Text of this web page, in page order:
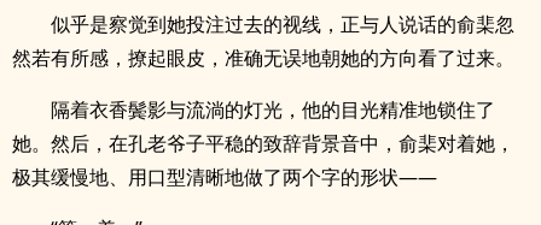
似乎是察觉到她投注过去的视线，正与人说话的俞棐忽
然若有所感，撩起眼皮，准确无误地朝她的方向看了过来。
隔着衣香鬓影与流淌的灯光，他的目光精准地锁住了
她。然后，在孔老爷子平稳的致辞背景音中，俞棐对着她，
极其缓慢地、用口型清晰地做了两个字的形状——